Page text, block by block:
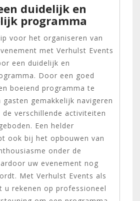
duidelijk en
programma
voor het organiseren van
met Verhulst Events
een duidelijk en
Door een goed
boeiend programma te
gasten gemakkelijk navigeren
de verschillende activiteiten
Een helder
ook bij het opbouwen van
onder de
uw evenement nog
Met Verhulst Events als
u rekenen op professioneel